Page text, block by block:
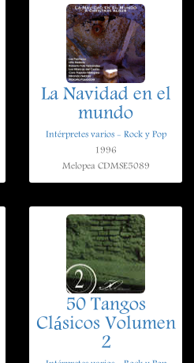
La Navidad en el
mundo
Intérpretes varios - Rock y Pop
1996
Melopea CDMSE5089
50 Tangos
Clásicos Volumen
2